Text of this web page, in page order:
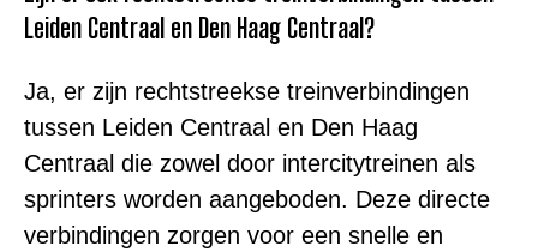
Leiden Centraal en Den Haag Centraal?
Ja, er zijn rechtstreekse treinverbindingen
tussen Leiden Centraal en Den Haag
Centraal die zowel door intercitytreinen als
sprinters worden aangeboden. Deze directe
verbindingen zorgen voor een snelle en